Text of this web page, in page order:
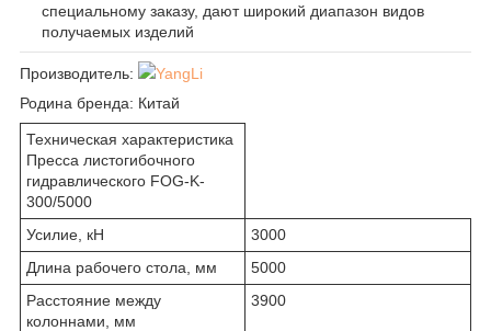
специальному заказу, дают широкий диапазон видов
получаемых изделий
Производитель:
YangLi
Родина бренда: Китай
Техническая характеристика
Пресса листогибочного
гидравлического FOG-K-
300/5000
Усилие, кН
3000
Длина рабочего стола, мм
5000
Расстояние между
колоннами, мм
3900